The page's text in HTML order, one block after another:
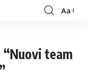
Font
Aa
“Nuovi team